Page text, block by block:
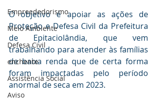
Empreededorismo
Meio Ambiente
Defesa Civil
enchente
Assistência Social
Aviso
O objetivo é apoiar as ações de
Proteção e Defesa Civil da Prefeitura
de Epitaciolândia, que vem
trabalhando para atender às famílias
de baixa renda que de certa forma
foram impactadas pelo período
anormal de seca em 2023.